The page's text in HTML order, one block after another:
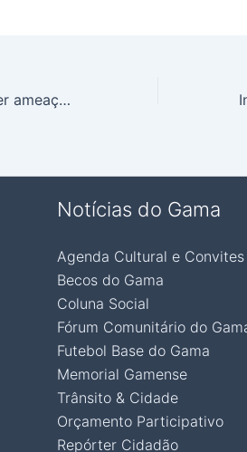
Servidores chegam a ser ameaçados com arma devido a panes no sistema de cadastro da assistência social
Notícias do Gama
Agenda Cultural e Convites
Becos do Gama
Coluna Social
Fórum Comunitário do
Futebol Base do Gama
Memorial Gamense
Trânsito & Cidade
Orçamento Participativo
Repórter Cidadão